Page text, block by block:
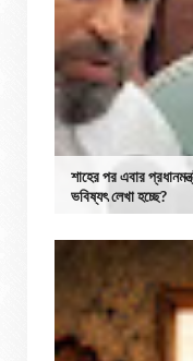
শাহের পর এবার
ভবিষ্যৎ লেখা হচ্ছে?